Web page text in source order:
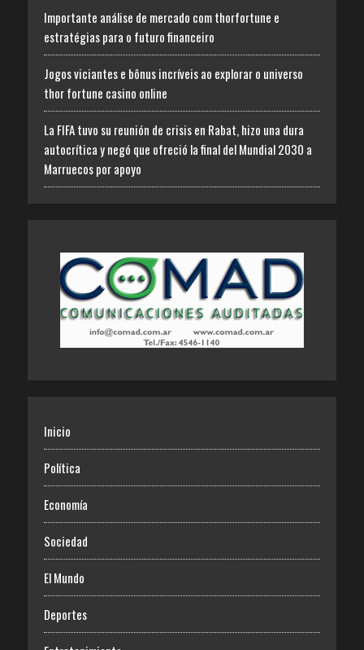
Importante análise de mercado com thorfortune e
estratégias para o futuro financeiro
Jogos viciantes e bônus incríveis ao explorar o universo
thor fortune casino online
La FIFA tuvo su reunión de crisis en Rabat, hizo una dura
autocrítica y negó que ofreció la final del Mundial 2030 a
Marruecos por apoyo
Inicio
Política
Economía
Sociedad
El Mundo
Deportes